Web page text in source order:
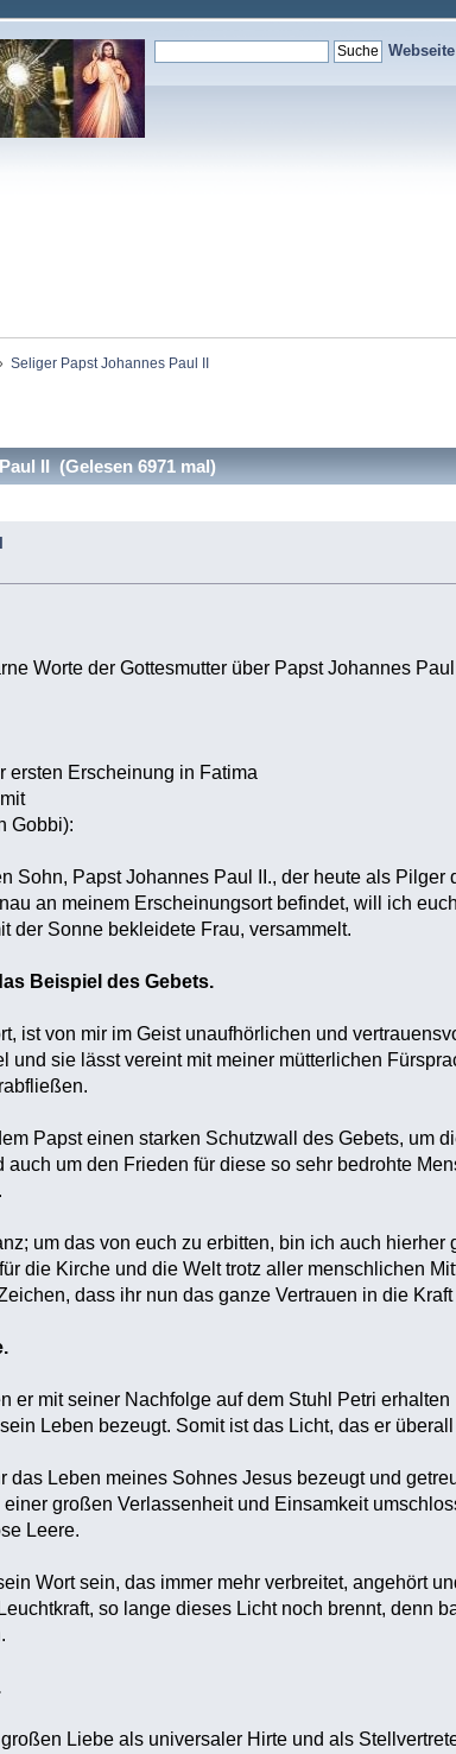
Seliger Papst Johannes Paul II
II (Gelesen 6971 mal)
Worte der Gottesmutter über Papst Johannes
ersten Erscheinung in Fatima
Gobbi):
Sohn, Papst Johannes Paul II., der heute als Pilger
an meinem Erscheinungsort befindet, will ich
der Sonne bekleidete Frau, versammelt.
Beispiel des Gebets.
ist von mir im Geist unaufhörlichen und
und sie lässt vereint mit meiner mütterlichen
Papst einen starken Schutzwall des Gebets, um
auch um den Frieden für diese so sehr bedrohte
um das von euch zu erbitten, bin ich auch hierher
die Kirche und die Welt trotz aller menschlichen
dass ihr nun das ganze Vertrauen in die
er mit seiner Nachfolge auf dem Stuhl Petri
Leben bezeugt. Somit ist das Licht, das er
das Leben meines Sohnes Jesus bezeugt und
großen Verlassenheit und Einsamkeit
Leere.
Wort sein, das immer mehr verbreitet, angehört
so lange dieses Licht noch brennt, denn
Liebe als universaler Hirte und als